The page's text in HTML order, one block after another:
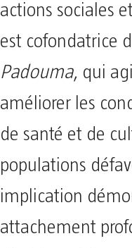
actions sociales
est cofondatrice
Padouma, qui
améliorer les
de santé et de
populations
implication
attachement